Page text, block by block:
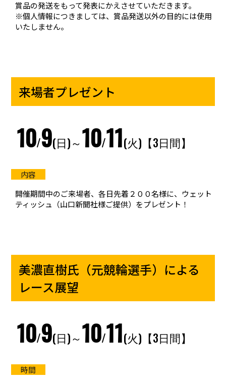
賞品の発送をもって発表にかえさせていただきます。
※個人情報につきましては、賞品発送以外の目的には使用
いたしません。
来場者プレゼント
10/9(日)～10/11(火)【3日間】
開催期間中のご来場者、各日先着２００名様に、ウェット
ティッシュ（山口新聞社様ご提供）をプレゼント！
美濃直樹氏（元競輪選手）による
レース展望
10/9(日)～10/11(火)【3日間】